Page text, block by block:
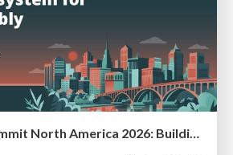
Open Source Summit North America 2026: Building a Shared, Persistent Virtual Filesystem for WebAssembly